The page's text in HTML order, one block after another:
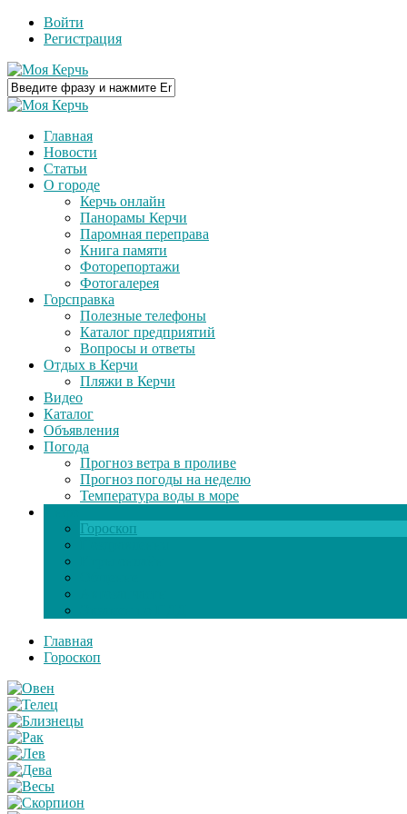
Войти
Регистрация
Главная
Новости
Статьи
О городе
Керчь онлайн
Панорамы Керчи
Паромная переправа
Книга памяти
Фоторепортажи
Фотогалерея
Горсправка
Полезные телефоны
Каталог предприятий
Вопросы и ответы
Отдых в Керчи
Пляжи в Керчи
Видео
Каталог
Объявления
Погода
Прогноз ветра в проливе
Прогноз погоды на неделю
Температура воды в море
Гороскоп
Главная
Гороскоп